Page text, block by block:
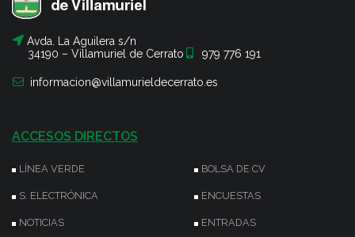
Avda. La Aguilera s/n
34190 – Villamuriel de Cerrato
979 776 191
informacion@villamurieldecerrato.es
ACCESOS DIRECTOS
LÍNEA VERDE
S. ELECTRÓNICA
NOTICIAS
BOLSA DE CV
ENCUESTAS
ENTRADAS